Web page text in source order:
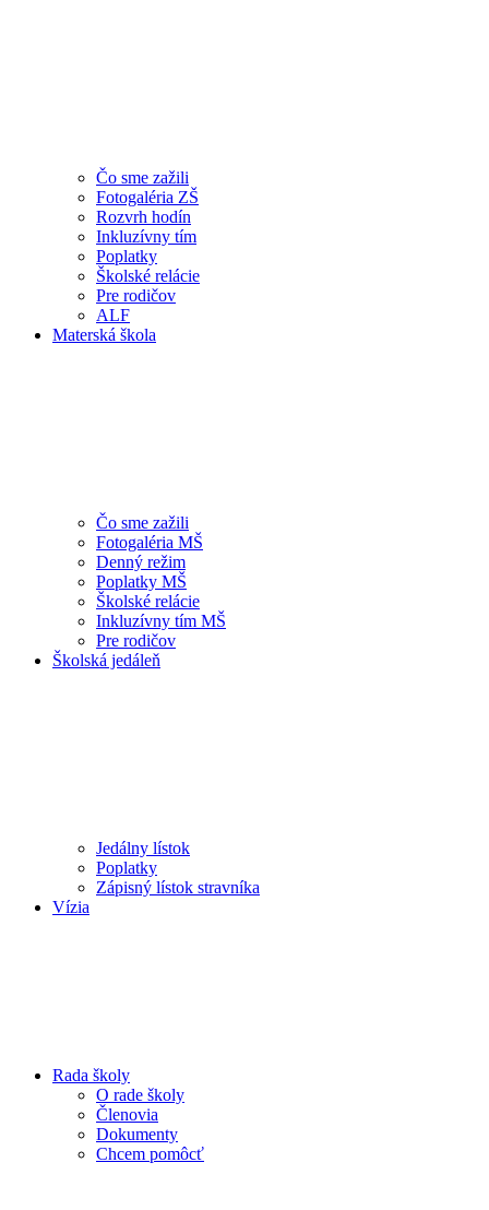
Čo sme zažili
Fotogaléria ZŠ
Rozvrh hodín
Inkluzívny tím
Poplatky
Školské relácie
Pre rodičov
ALF
Materská škola
Čo sme zažili
Fotogaléria MŠ
Denný režim
Poplatky MŠ
Školské relácie
Inkluzívny tím MŠ
Pre rodičov
Školská jedáleň
Jedálny lístok
Poplatky
Zápisný lístok stravníka
Vízia
Rada školy
O rade školy
Členovia
Dokumenty
Chcem pomôcť